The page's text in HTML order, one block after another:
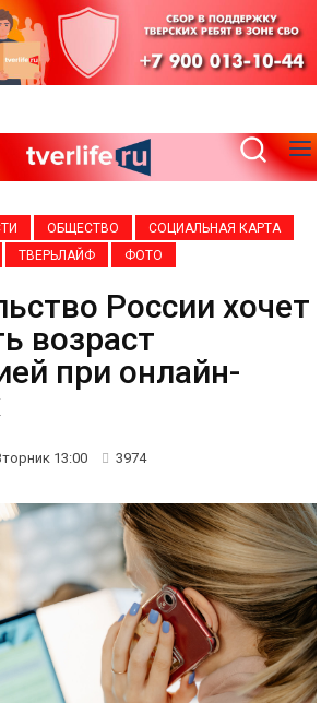
ОБЩЕСТВО
СОЦИАЛЬНАЯ КАРТА
ТВЕРЬЛАЙФ ФОТО
России хочет
возраст
при онлайн-
13:00 3974